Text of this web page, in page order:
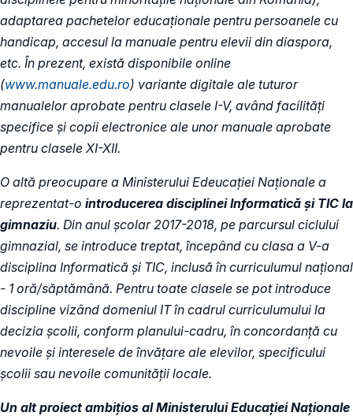
adaptarea pachetelor educaționale pentru persoanele cu
handicap, accesul la manuale pentru elevii din diaspora,
etc. În prezent, există disponibile online
(www.manuale.edu.ro) variante digitale ale tuturor
manualelor aprobate pentru clasele I-V, având facilități
specifice și copii electronice ale unor manuale aprobate
pentru clasele XI-XII.
O altă preocupare a Ministerului Edeucației Naționale a
reprezentat-o introducerea disciplinei Informatică și TIC la
gimnaziu. Din anul școlar 2017-2018, pe parcursul ciclului
gimnazial, se introduce treptat, începând cu clasa a V-a
disciplina Informatică și TIC, inclusă în curriculumul național
- 1 oră/săptămână. Pentru toate clasele se pot introduce
discipline vizând domeniul IT în cadrul curriculumului la
decizia școlii, conform planului-cadru, în concordanță cu
nevoile și interesele de învățare ale elevilor, specificului
școlii sau nevoile comunității locale.
Un alt proiect ambițios al Ministerului Educației Naționale